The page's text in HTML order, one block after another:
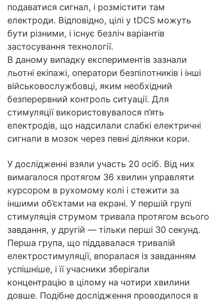
подаватися сигнал, і розмістити там
електроди. Відповідно, цілі у tDCS можуть
бути різними, і існує безліч варіантів
застосування технології.
В даному випадку експериментів зазнали
льотні екіпажі, оператори безпілотників і інші
військовослужбовці, яким необхідний
безперервний контроль ситуації. Для
стимуляції використовувалося п’ять
електродів, що надсилали слабкі електричні
сигнали в мозок через певні ділянки кори.
У дослідженні взяли участь 20 осіб. Від них
вимагалося протягом 36 хвилин управляти
курсором в рухомому колі і стежити за
іншими об’єктами на екрані. У першій групі
стимуляція струмом тривала протягом всього
завдання, у другій — тільки перші 30 секунд.
Перша група, що піддавалася тривалій
електростимуляції, впоралася із завданням
успішніше, і її учасники зберігали
концентрацію в цілому на чотири хвилини
довше. Подібне дослідження проводилося в